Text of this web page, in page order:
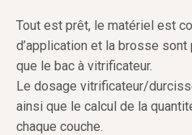
Tout est prêt, le matériel est
d’application et la brosse
que le bac à vitrificateur.
Le dosage vitrificateur/
ainsi que le calcul de la
chaque couche.